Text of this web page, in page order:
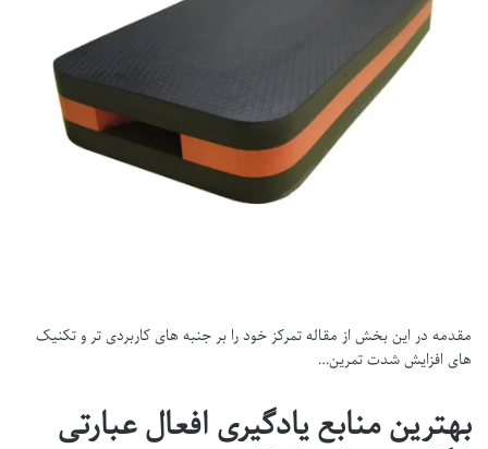
مقدمه در این بخش از مقاله تمرکز خود را بر جنبه های کاربردی تر و تکنیک
های افزایش شدت تمرین…
بهترین منابع یادگیری افعال عبارتی